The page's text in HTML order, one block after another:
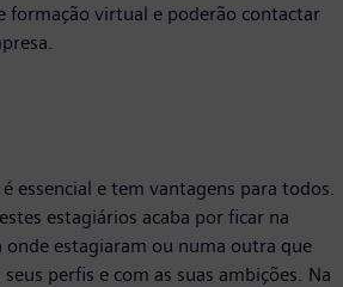
formação virtual e poderão contactar
essencial e tem vantagens para todos.
estagiários acaba por ficar na
onde estagiaram ou numa outra que
perfis e com as suas ambições. Na